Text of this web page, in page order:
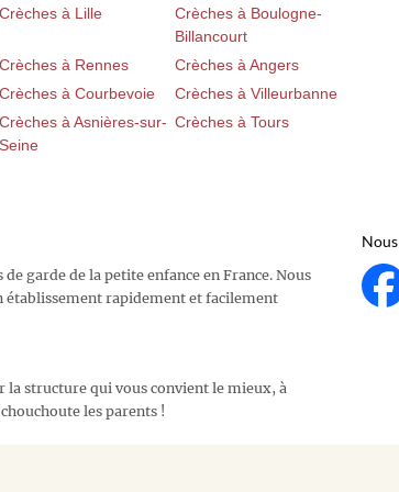
Crèches à Lille
Crèches à Boulogne-
Billancourt
Crèches à Rennes
Crèches à Angers
Crèches à Courbevoie
Crèches à Villeurbanne
Crèches à Asnières-sur-
Seine
Crèches à Tours
garde de la petite enfance en France. Nous
établissement rapidement et facilement
la structure qui vous convient le mieux, à
les parents !